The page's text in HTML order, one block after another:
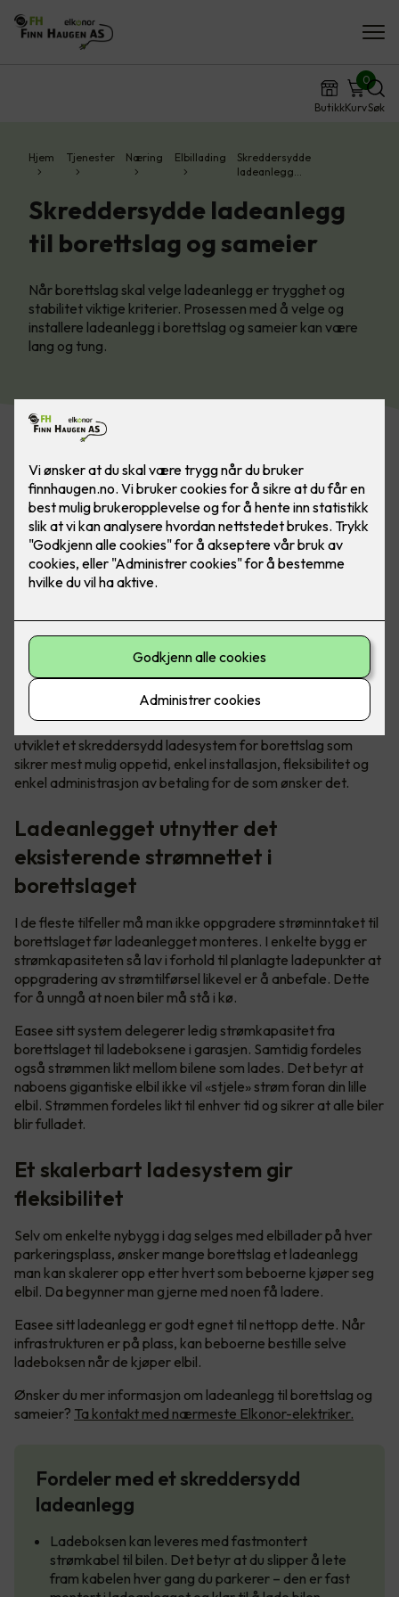
ButikkKurv
0
Søk
Hjem Tjenester Næring Elbillading
Skreddersydde
ladeanlegg…
Skreddersydde ladeanlegg
til borettslag og sameier
Når borettslag skal velge ladeanlegg er trygghet og
stabilitet viktige kriterier. Prosessen med å velge og
installere ladeanlegg i borettslag og sameier kan være
lang og tung.
Bilde: Easee. Flere laderoboter kan kobles sammen
Det er mye å sette seg inn i og mange valg som skal tas
både av styret og generalforsamling.Norske Easeehar
utviklet et skreddersydd ladesystem for borettslag som
sikrer mest mulig oppetid, enkel installasjon, fleksibilitet og
enkel administrasjon av betaling for de som ønsker det.
Ladeanlegget utnytter det
eksisterende strømnettet i
borettslaget
I de fleste tilfeller må man ikke oppgradere strøminntaket til
borettslaget før ladeanlegget monteres. I enkelte bygg er
strømkapasiteten så lav i forhold til planlagte ladepunkter at
oppgradering av strømtilførsel likevel er å anbefale. Dette
for å unngå at noen biler må stå i kø.
Easee sitt system delegerer ledig strømkapasitet fra
borettslaget til ladeboksene i garasjen. Samtidig fordeles
også strømmen likt mellom bilene som lades. Det betyr at
naboens gigantiske elbil ikke vil «stjele» strøm foran din lille
elbil. Strømmen fordeles likt til enhver tid og sikrer at alle biler
blir fulladet.
Et skalerbart ladesystem gir
fleksibilitet
Selv om enkelte nybygg i dag selges med elbillader på hver
parkeringsplass, ønsker mange borettslag et ladeanlegg
man kan skalerer opp etter hvert som beboerne kjøper seg
elbil. Da begynner man gjerne med noen få ladere.
Easee sitt ladeanlegg er godt egnet til nettopp dette. Når
infrastrukturen er på plass, kan beboerne bestille selve
ladeboksen når de kjøper elbil.
Ønsker du mer informasjon om ladeanlegg til borettslag og
sameier? Ta kontakt med nærmeste Elkonor-elektriker.
Fordeler med et skreddersydd
ladeanlegg
Ladeboksen kan leveres med fastmontert
strømkabel til bilen. Det betyr at du slipper å lete
fram kabelen hver gang du parkerer – den er fast